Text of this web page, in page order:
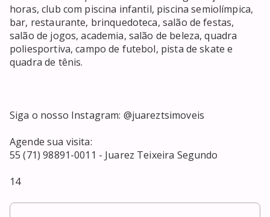
horas, club com piscina infantil, piscina semiolímpica,
bar, restaurante, brinquedoteca, salão de festas,
salão de jogos, academia, salão de beleza, quadra
poliesportiva, campo de futebol, pista de skate e
quadra de tênis.
Siga o nosso Instagram: @juareztsimoveis
Agende sua visita:
55 (71) 98891-0011 - Juarez Teixeira Segundo
14